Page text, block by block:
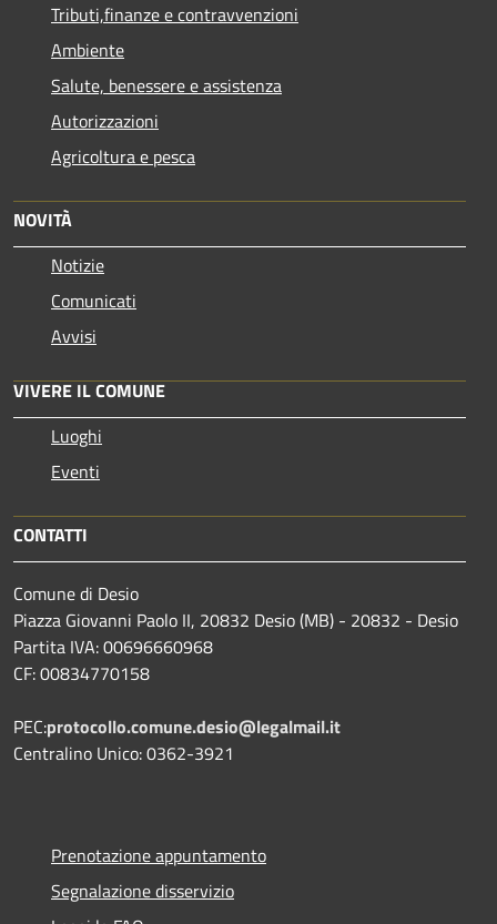
Tributi,finanze e contravvenzioni
Ambiente
Salute, benessere e assistenza
Autorizzazioni
Agricoltura e pesca
NOVITÀ
Notizie
Comunicati
Avvisi
VIVERE IL COMUNE
Luoghi
Eventi
CONTATTI
Comune di Desio
Piazza Giovanni Paolo II, 20832 Desio (MB) - 20832 - Desio
Partita IVA: 00696660968
CF: 00834770158
PEC:protocollo.comune.desio@legalmail.it
Centralino Unico: 0362-3921
Prenotazione appuntamento
Segnalazione disservizio